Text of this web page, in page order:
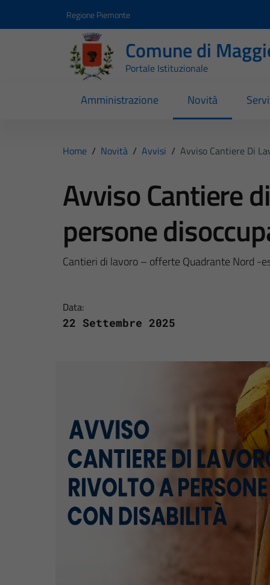
Regione Piemonte
Comune di
Portale Istituzionale
Amministrazione Novità
Home / Novità / Avvisi / Avviso Cantiere Di
Avviso Cantiere
persone
Cantieri di lavoro – offerte Quadrante Nord -
Data:
22 Settembre 2025